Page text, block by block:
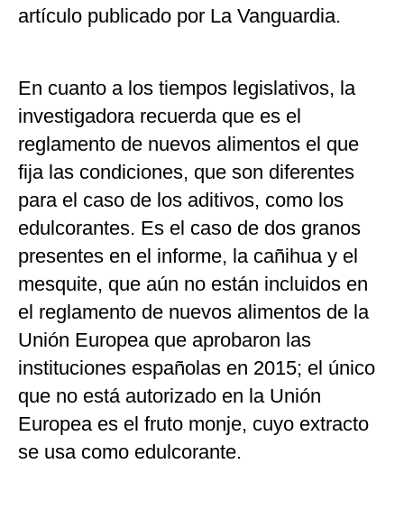
artículo publicado por La Vanguardia.
En cuanto a los tiempos legislativos, la
investigadora recuerda que es el
reglamento de nuevos alimentos el que
fija las condiciones, que son diferentes
para el caso de los aditivos, como los
edulcorantes. Es el caso de dos granos
presentes en el informe, la cañihua y el
mesquite, que aún no están incluidos en
el reglamento de nuevos alimentos de la
Unión Europea que aprobaron las
instituciones españolas en 2015; el único
que no está autorizado en la Unión
Europea es el fruto monje, cuyo extracto
se usa como edulcorante.